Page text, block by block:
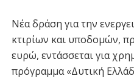
Νέα δράση για την
κτιρίων και υποδομών,
ευρώ, εντάσσεται για
πρόγραμμα «Δυτική